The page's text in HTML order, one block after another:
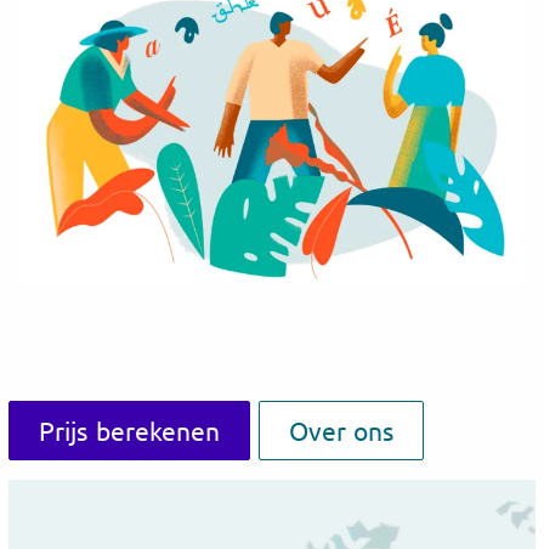
Prijs berekenen Over ons